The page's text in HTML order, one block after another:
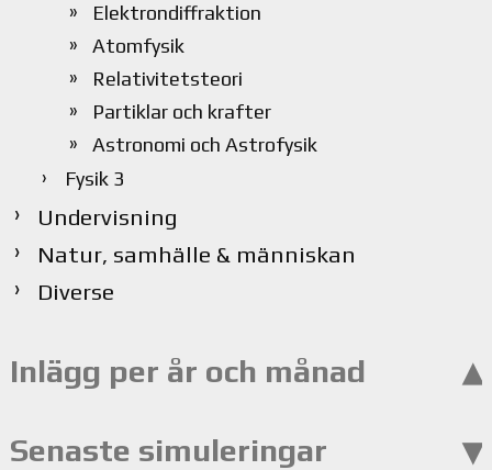
Elektrondiffraktion
Atomfysik
Relativitetsteori
Partiklar och krafter
Astronomi och Astrofysik
Fysik 3
Undervisning
Natur, samhälle & människan
Diverse
Inlägg per år och månad
Senaste simuleringar